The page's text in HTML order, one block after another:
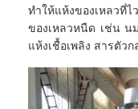
เครื่องบดอเนกปร
เครื่องผสมผงชนิด
ทำให้แห้งของเหล
ของเหลวหนืด เช่น น
แห้งเชื้อเพลิง สารตัว